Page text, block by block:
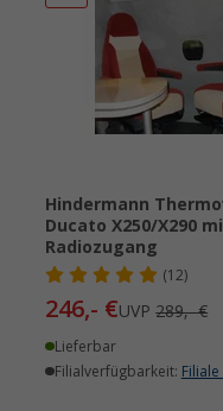
Hindermann
Ducato X250/X290
Radiozugang
(12)
246,- €UVP289,- €
Lieferbar
Filialverfügbarkeit: